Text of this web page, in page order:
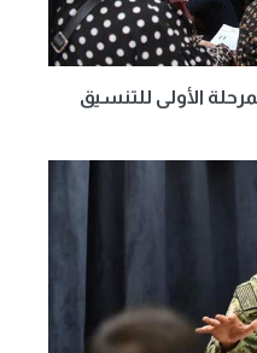
الأولى للتنسيق